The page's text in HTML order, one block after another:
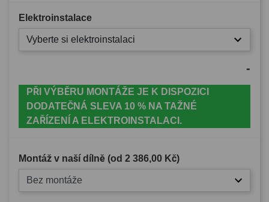
Elektroinstalace
Vyberte si elektroinstalaci
-
PŘI VÝBĚRU MONTÁŽE JE K DISPOZICI
DODATEČNÁ SLEVA 10 % NA TAŽNÉ
ZAŘÍZENÍ A ELEKTROINSTALACI.
Montáž v naší dílně (od 2 386,00 Kč)
Bez montáže